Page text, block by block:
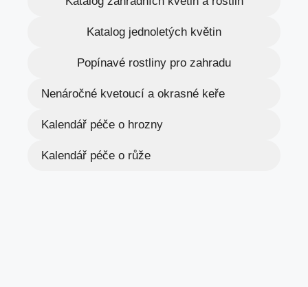
Katalog jednoletých květin
Popínavé rostliny pro zahradu
Nenáročné kvetoucí a okrasné keře
Kalendář péče o hrozny
Kalendář péče o růže